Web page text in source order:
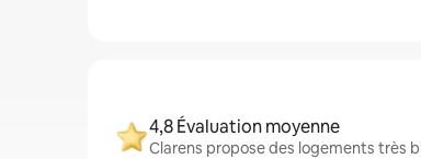
4,8 Évaluation moyenne
Clarens propose des logements très